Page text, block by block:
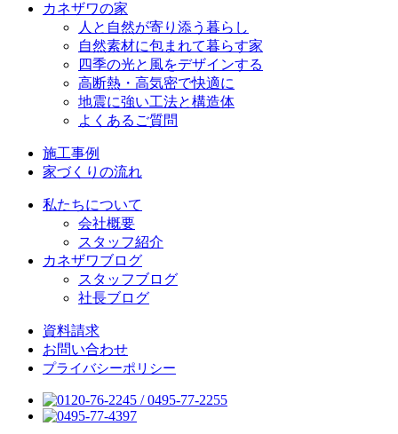
カネザワの家
人と自然が寄り添う暮らし
自然素材に包まれて暮らす家
四季の光と風をデザインする
高断熱・高気密で快適に
地震に強い工法と構造体
よくあるご質問
施工事例
家づくりの流れ
私たちについて
会社概要
スタッフ紹介
カネザワブログ
スタッフブログ
社長ブログ
資料請求
お問い合わせ
プライバシーポリシー